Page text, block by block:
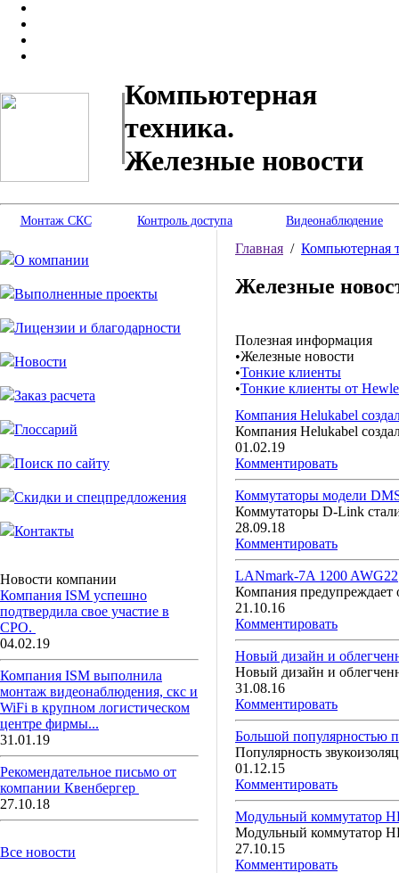
Компьютерная
техника.
Железные новости
Монтаж СКС Контроль доступа Видеонаблюдение
О компании
Выполненные проекты
Лицензии и благодарности
Новости
Заказ расчета
Глоссарий
Поиск по сайту
Скидки и спецпредложения
Контакты
Новости компании
Компания ISM успешно
подтвердила свое участие в
СРО.
04.02.19
Компания ISM выполнила
монтаж видеонаблюдения, скс и
WiFi в крупном логистическом
центре фирмы...
31.01.19
Рекомендательное письмо от
компании Квенбергер
27.10.18
Все новости
Главная / Компьютерная
Железные
Полезная информация
•Железные новости
•Тонкие клиенты
•Тонкие клиенты от
Компания Helukabel
Компания Helukabel
01.02.19
Комментировать
Коммутаторы модели
Коммутаторы D-Link
28.09.18
Комментировать
LANmark-7A 1200 AWG22
Компания предупреждает
21.10.16
Комментировать
Новый дизайн и
Новый дизайн и
31.08.16
Комментировать
Большой популярностью
Популярность
01.12.15
Комментировать
Модульный коммутатор
Модульный коммутатор
27.10.15
Комментировать